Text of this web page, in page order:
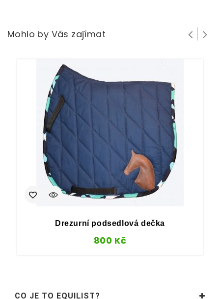
Mohlo by Vás zajímat
Drezurní podsedlová dečka
800 Kč
CO JE TO EQUILIST?